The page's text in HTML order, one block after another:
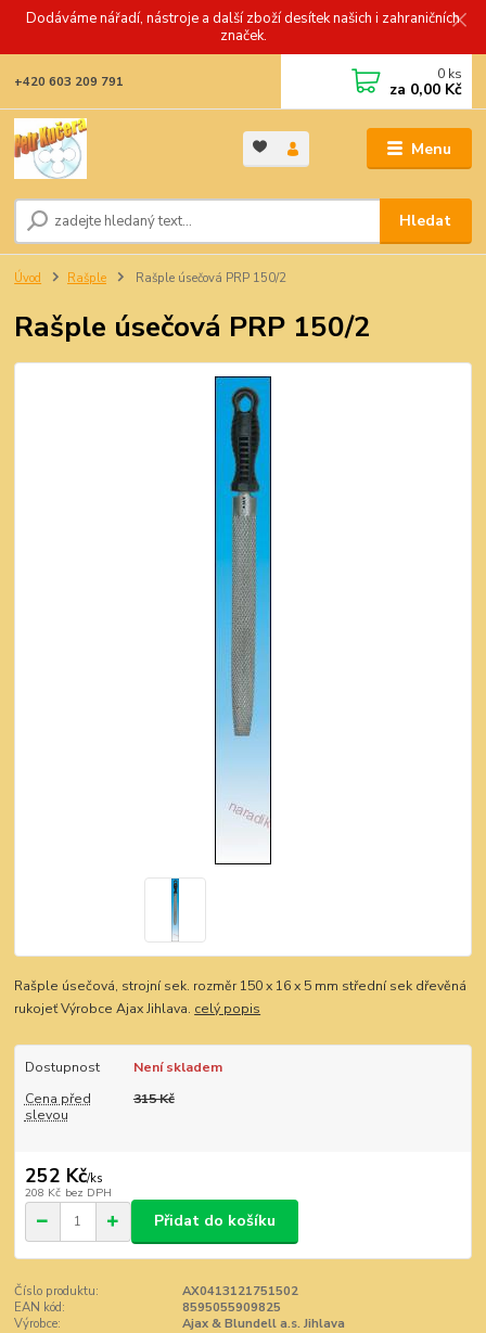
Dodáváme nářadí, nástroje a další zboží desítek našich i zahraničních
značek.
Menu
Hledat
+420 603 209 791 0 ks
za 0,00 Kč
Úvod Rašple Rašple úsečová PRP 150/2
Rašple úsečová PRP 150/2
Rašple úsečová, strojní sek. rozměr 150 x 16 x 5 mm střední sek dřevěná
rukojeť Výrobce Ajax Jihlava. celý popis
Dostupnost
Není skladem
Cena před
slevou
315 Kč
252 Kč/ks
208 Kč bez DPH
Přidat do košíku
Číslo produktu:
AX0413121751502
EAN kód:
8595055909825
Výrobce:
Ajax & Blundell a.s. Jihlava